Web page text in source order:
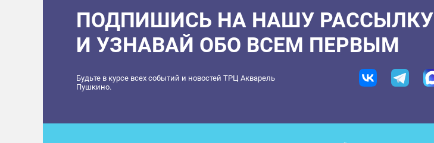
ПОДПИШИСЬ НА НАШУ РАССЫЛКУ
И УЗНАВАЙ ОБО ВСЕМ ПЕРВЫМ
Будьте в курсе всех событий и новостей ТРЦ Акварель
Пушкино.